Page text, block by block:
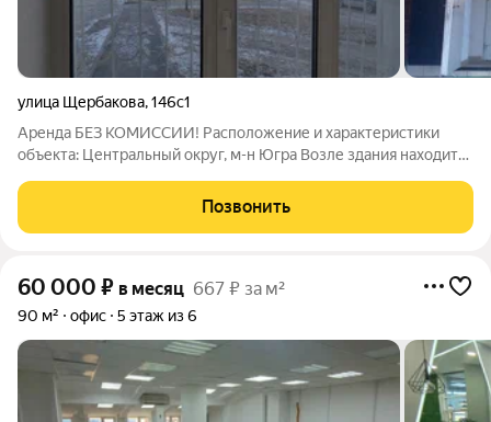
улица Щербакова,146с1
Аренда БЕЗ КОМИССИИ! Расположение и характеристики
объекта: Центральный округ, м-н Югра Возле здания находится
трафик ПЛОЩАДЬ: 35 КВ.М отдельный вход 1 этаж Высота
потолка 3м Коммунальные
Позвонить
60 000 ₽ в месяц 667 ₽ за м²
90 м² офис 5 этаж из 6